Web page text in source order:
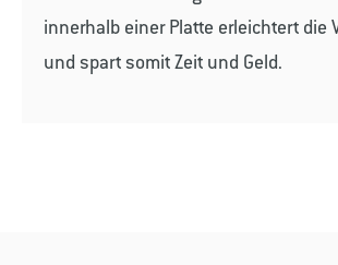
innerhalb einer Platte erleichtert die
und spart somit Zeit und Geld.